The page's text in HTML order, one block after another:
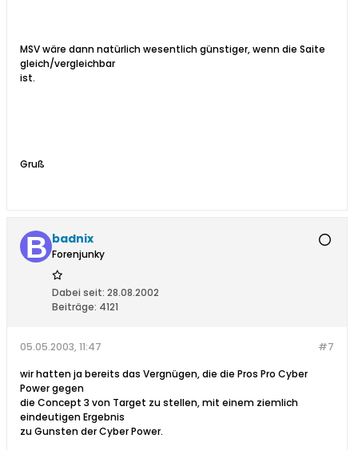
MSV wäre dann natürlich wesentlich günstiger, wenn die Saite
gleich/vergleichbar
ist.
Gruß
badnix
Forenjunky
Dabei seit: 28.08.2002
Beiträge: 4121
#7
05.05.2003, 11:47
wir hatten ja bereits das Vergnügen, die die Pros Pro Cyber
Power gegen
die Concept 3 von Target zu stellen, mit einem ziemlich
eindeutigen Ergebnis
zu Gunsten der Cyber Power.